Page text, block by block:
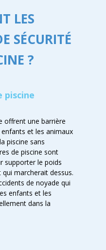
LES
SÉCURITÉ
?
piscine
offrent une barrière
et les animaux
piscine sans
de piscine sont
supporter le poids
marcherait dessus.
de noyade qui
enfants et les
dans la